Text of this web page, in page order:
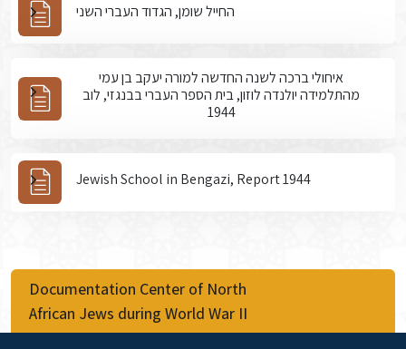
החייל שומן, הגדוד העברי השני
איחולי ברכה לשנה החדשה למורה יעקב בן עמי
מהתלמידה יולנדה לוזון, בית הספר העברי בבנגזי, לוב
1944
Jewish School in Bengazi, Report 1944
Documentation Center of North
African Jews during World War II